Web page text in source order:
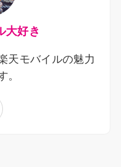
大好き
天モバイルの魅力
。